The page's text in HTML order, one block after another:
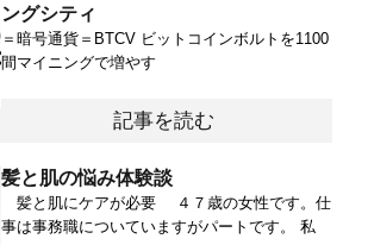
ングシティ
＝暗号通貨＝BTCV ビットコインボルトを1100
間マイニングで増やす
記事を読む
髪と肌の悩み体験談
髪と肌にケアが必要 ４７歳の女性です。仕
事は事務職についていますがパートです。 私